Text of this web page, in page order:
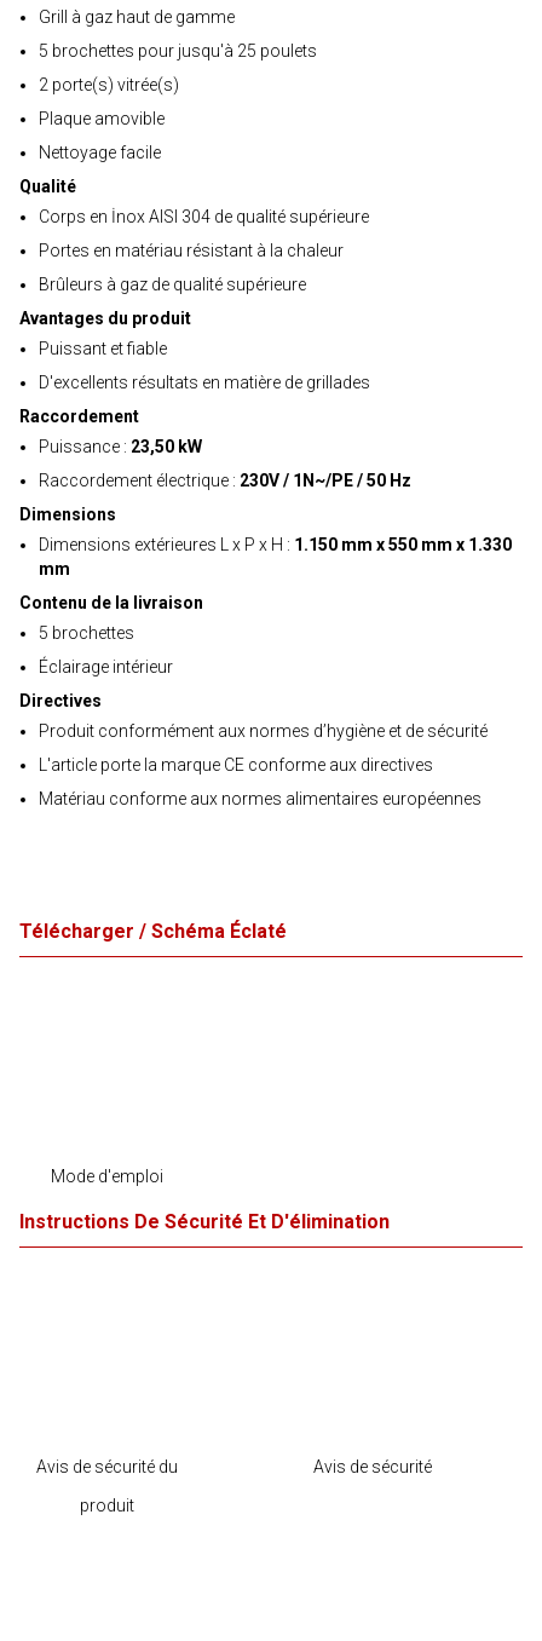
Grill à gaz haut de gamme
5 brochettes pour jusqu'à 25 poulets
2 porte(s) vitrée(s)
Plaque amovible
Nettoyage facile
Qualité
Corps en İnox AISI 304 de qualité supérieure
Portes en matériau résistant à la chaleur
Brûleurs à gaz de qualité supérieure
Avantages du produit
Puissant et fiable
D'excellents résultats en matière de grillades
Raccordement
Puissance : 23,50 kW
Raccordement électrique : 230V / 1N~/PE / 50 Hz
Dimensions
Dimensions extérieures L x P x H : 1.150 mm x 550 mm x 1.330
mm
Contenu de la livraison
5 brochettes
Éclairage intérieur
Directives
Produit conformément aux normes d’hygiène et de sécurité
L'article porte la marque CE conforme aux directives
Matériau conforme aux normes alimentaires européennes
Télécharger / Schéma Éclaté
Mode d'emploi
Instructions De Sécurité Et D'élimination
Avis de sécurité du
produit
Avis de sécurité